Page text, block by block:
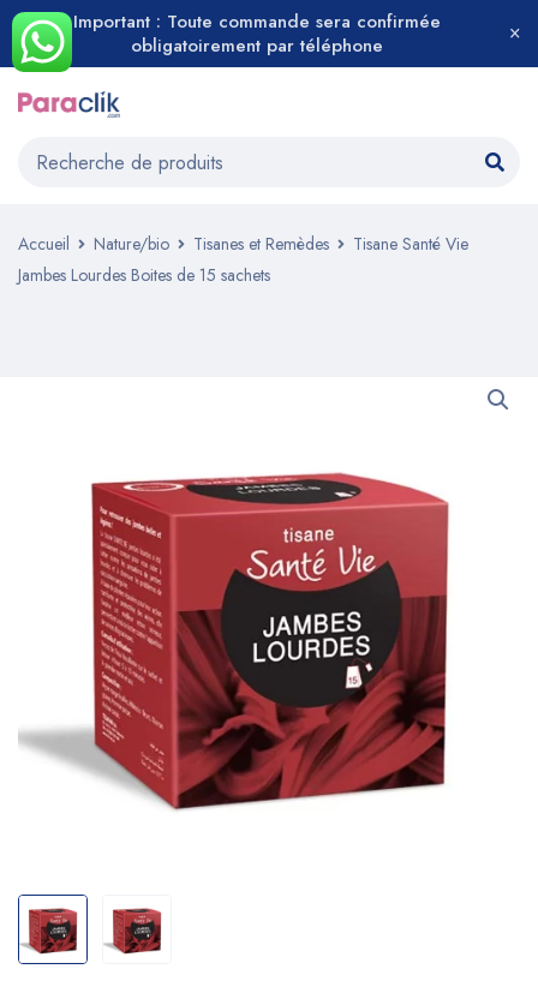
Important : Toute commande sera confirmée
obligatoirement par téléphone
Accueil Nature/bio Tisanes et Remèdes
Tisane Santé Vie
Jambes Lourdes Boites de 15 sachets